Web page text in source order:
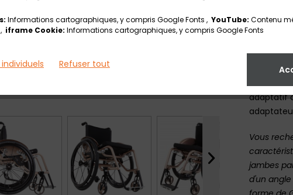
Grâce au
hauteur
au
Grâce à
adaptatif
Vous
jambes
d'un
Informations cartographiques, y compris Google Fonts , YouTube: Contenu
iframe Cookie: Informations cartographiques, y compris Google Fonts
Refuser tout